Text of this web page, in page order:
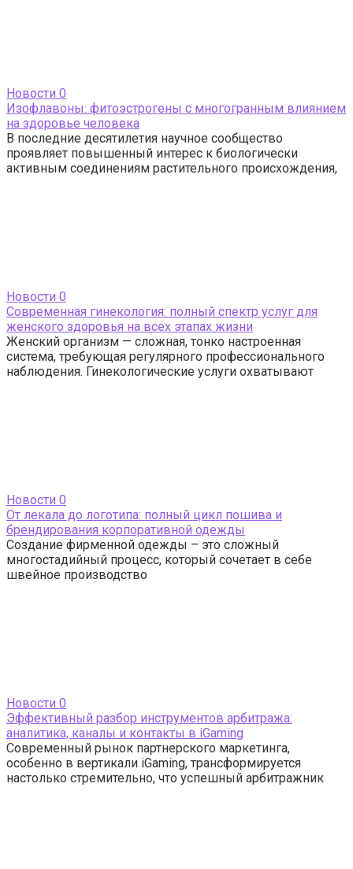
Новости 0
Изофлавоны: фитоэстрогены с многогранным влиянием
на здоровье человека
В последние десятилетия научное сообщество
проявляет повышенный интерес к биологически
активным соединениям растительного происхождения,
Новости 0
Современная гинекология: полный спектр услуг для
женского здоровья на всех этапах жизни
Женский организм — сложная, тонко настроенная
система, требующая регулярного профессионального
наблюдения. Гинекологические услуги охватывают
Новости 0
От лекала до логотипа: полный цикл пошива и
брендирования корпоративной одежды
Создание фирменной одежды – это сложный
многостадийный процесс, который сочетает в себе
швейное производство
Новости 0
Эффективный разбор инструментов арбитража:
аналитика, каналы и контакты в iGaming
Современный рынок партнерского маркетинга,
особенно в вертикали iGaming, трансформируется
настолько стремительно, что успешный арбитражник